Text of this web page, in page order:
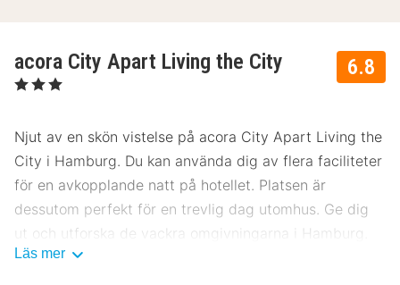
6.8
acora City Apart Living the City
, 3 Stjärnor
Njut av en skön vistelse på acora City Apart Living the
City i Hamburg. Du kan använda dig av flera faciliteter
för en avkopplande natt på hotellet. Platsen är
dessutom perfekt för en trevlig dag utomhus. Ge dig
ut och utforska de vackra omgivningarna i Hamburg.
Det blir garanterat en trevlig vistelse på acora City
Läs mer